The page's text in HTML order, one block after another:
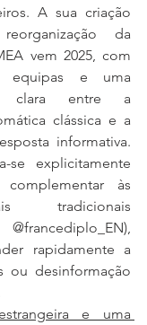
A sua criação
da
vem 2025, com
equipas e uma
clara entre a
clássica e a
informativa.
se explicitamente
às
tradicionais
rapidamente a
ou desinformação
e uma